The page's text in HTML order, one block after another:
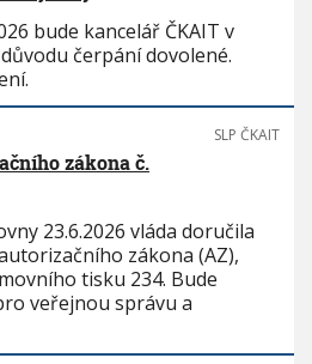
bude kancelář ČKAIT v
čerpání dovolené.
SLP ČKAIT
zákona č.
23.6.2026 vláda doručila
zákona (AZ),
tisku 234. Bude
veřejnou správu a